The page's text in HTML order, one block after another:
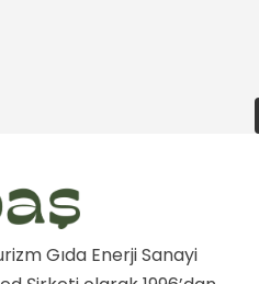
Gıda Enerji Sanayi